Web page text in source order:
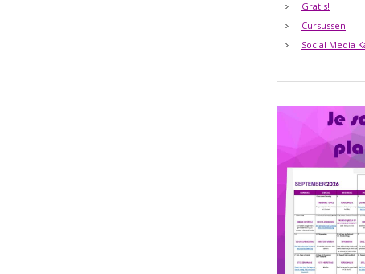
Gratis!
Cursussen
Social Media